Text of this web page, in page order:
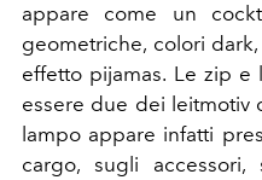
appare come un
geometriche, colori
effetto pijamas. Le zip
essere due dei leitmotiv
lampo appare infatti
cargo, sugli